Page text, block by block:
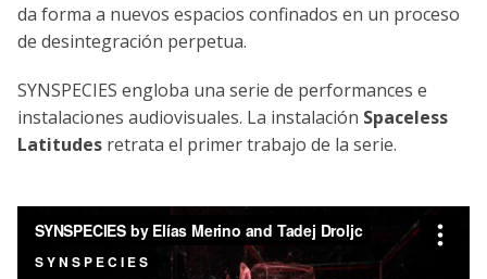
da forma a nuevos espacios confinados en un proceso
de desintegración perpetua.
SYNSPECIES engloba una serie de performances e
instalaciones audiovisuales. La instalación Spaceless
Latitudes retrata el primer trabajo de la serie.